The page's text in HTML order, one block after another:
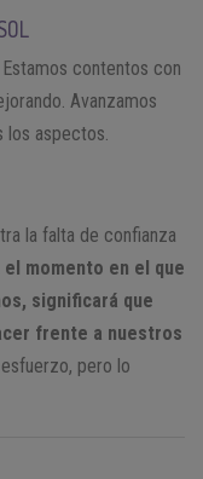
. Estamos contentos con
Avanzamos
los aspectos.
la falta de confianza
el momento en el que
significará que
frente a nuestros
esfuerzo, pero lo